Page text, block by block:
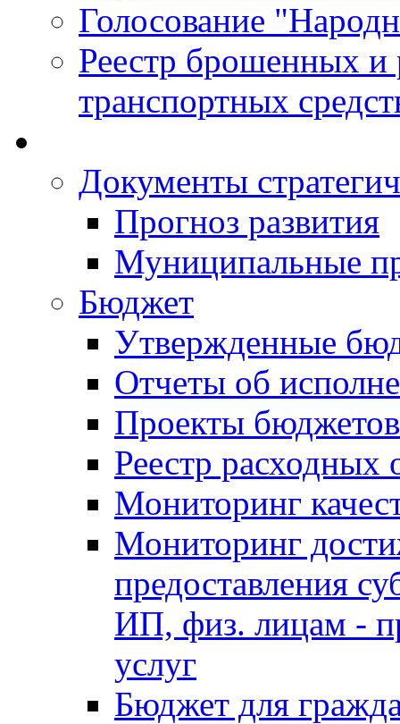
Голосование
Реестр брошенных и
транспортных
Документы
Прогноз развития
Муниципальные
Бюджет
Утвержденные
Отчеты об
Проекты бюджетов
Реестр расходных
Мониторинг
Мониторинг
предоставления
ИП, физ. лицам -
услуг
Бюджет для